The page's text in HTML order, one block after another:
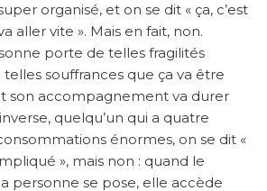
organisé, et on se dit « ça, c’est
aller vite ». Mais en fait, non.
porte de telles fragilités
souffrances que ça va être
son accompagnement va durer
quelqu’un qui a quatre
énormes, on se dit «
», mais non : quand le
personne se pose, elle accède